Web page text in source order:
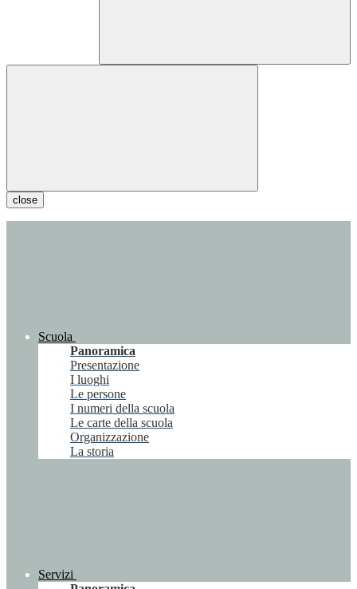
close
Scuola
Panoramica
Presentazione
I luoghi
Le persone
I numeri della scuola
Le carte della scuola
Organizzazione
La storia
Servizi